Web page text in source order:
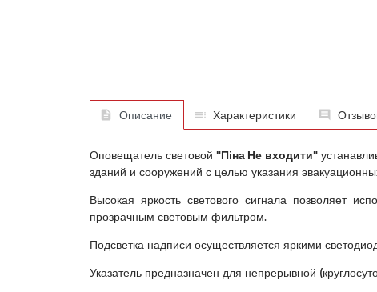
Описание Характеристики
Оповещатель световой"Піна Не входити"
зданий и сооружений с целью указания
Высокая яркость светового сигнала позволяет
прозрачным световым фильтром.
Подсветка надписи осуществляется яркими
Указатель предназначен для непрерывной